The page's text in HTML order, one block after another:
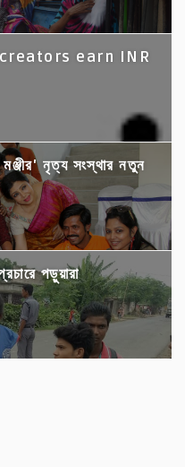
earn INR
নৃত্য সংস্থার নতুন
পড়ুয়ারা